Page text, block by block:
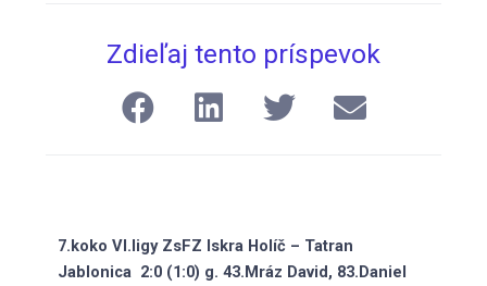
Zdieľaj tento príspevok
7.koko VI.ligy ZsFZ Iskra Holíč – Tatran
Jablonica 2:0 (1:0) g. 43.Mráz David, 83.Daniel